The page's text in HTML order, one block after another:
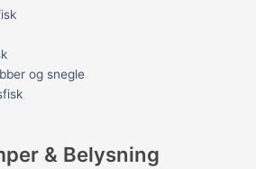
og snegle
& Belysning